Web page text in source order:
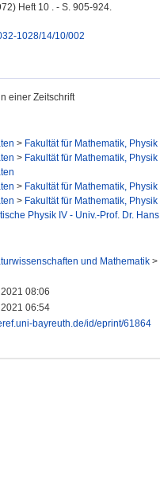
Heft 10 . - S. 905-924.
1028/14/10/002
einer Zeitschrift
> Fakultät für Mathematik,
> Fakultät für Mathematik,
> Fakultät für Mathematik,
> Fakultät für Mathematik,
Physik IV - Univ.-Prof. Dr. Hans
und Mathematik >
08:06
06:54
bayreuth.de/id/eprint/61864